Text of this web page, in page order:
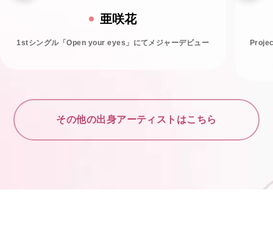
亜咲花
1stシングル「Open your eyes」にてメジャーデビュー
その他の出身アーティストはこちら